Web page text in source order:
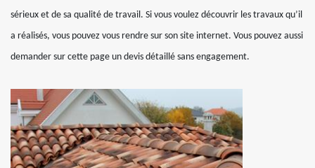
sérieux et de sa qualité de travail. Si vous voulez découvrir les travaux qu’il
a réalisés, vous pouvez vous rendre sur son site internet. Vous pouvez aussi
demander sur cette page un devis détaillé sans engagement.